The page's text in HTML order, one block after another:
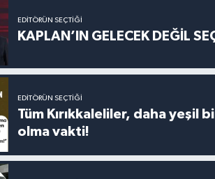
EDITÖRÜN SEÇTIĞI
KAPLAN’IN GELECEK DEĞİL
EDITÖRÜN SEÇTIĞI
Tüm Kırıkkaleliler, daha yeşil
olma vakti!